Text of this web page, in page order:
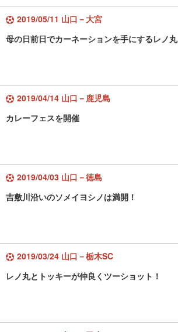
2019/05/11 山口－大宮
母の日前日でカーネーションを手にするレノ丸
2019/04/14 山口－鹿児島
カレーフェスを開催
2019/04/03 山口－徳島
吉敷川沿いのソメイヨシノは満開！
2019/03/24 山口－栃木SC
レノ丸とトッキーが仲良くツーショット！